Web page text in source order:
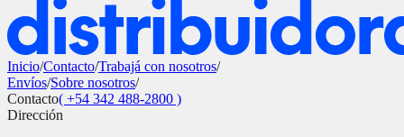
Inicio/Contacto/Trabajá con nosotros/
Envíos/Sobre nosotros/
Contacto( +54 342 488-2800 )
Dirección